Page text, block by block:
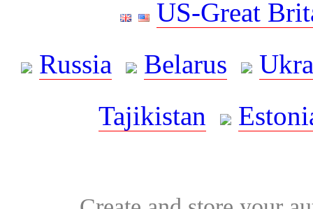
US-Great
Russia
Belarus
Tajikistan